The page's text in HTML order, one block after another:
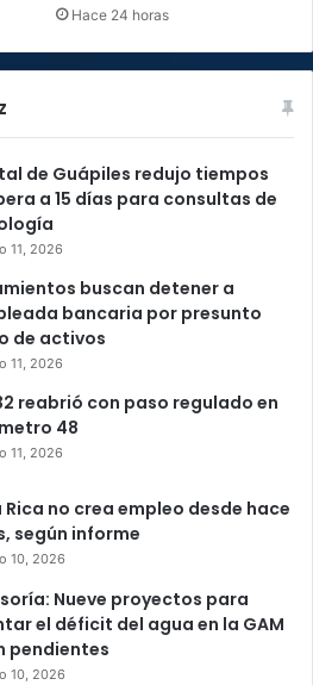
Hace 24 horas
de Guápiles redujo tiempos
a 15 días para consultas de
11, 2026
buscan detener a
bancaria por presunto
de activos
11, 2026
reabrió con paso regulado en
48
11, 2026
Rica no crea empleo desde hace
según informe
10, 2026
Nueve proyectos para
el déficit del agua en la GAM
pendientes
10, 2026